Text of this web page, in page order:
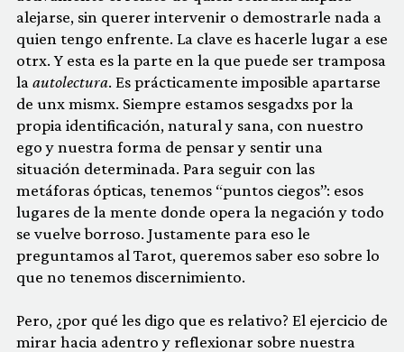
alejarse, sin querer intervenir o demostrarle nada a
quien tengo enfrente. La clave es hacerle lugar a ese
otrx. Y esta es la parte en la que puede ser tramposa
la autolectura. Es prácticamente imposible apartarse
de unx mismx. Siempre estamos sesgadxs por la
propia identificación, natural y sana, con nuestro
ego y nuestra forma de pensar y sentir una
situación determinada. Para seguir con las
metáforas ópticas, tenemos “puntos ciegos”: esos
lugares de la mente donde opera la negación y todo
se vuelve borroso. Justamente para eso le
preguntamos al Tarot, queremos saber eso sobre lo
que no tenemos discernimiento.
Pero, ¿por qué les digo que es relativo? El ejercicio de
mirar hacia adentro y reflexionar sobre nuestra